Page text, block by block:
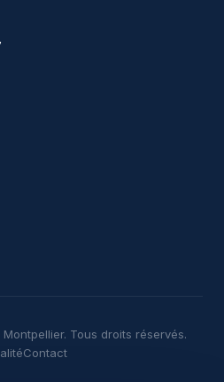
Tous droits réservés.
Contact